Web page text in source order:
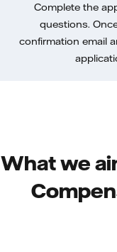
Complete the
questions.
confirmation email
What we